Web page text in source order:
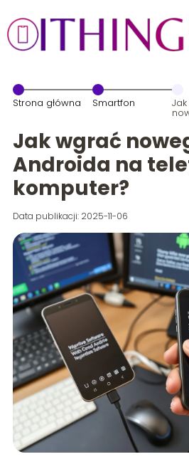
Strona główna Smartfon
Jak wgrać
Androida na
komputer?
Data publikacji: 2025-11-06